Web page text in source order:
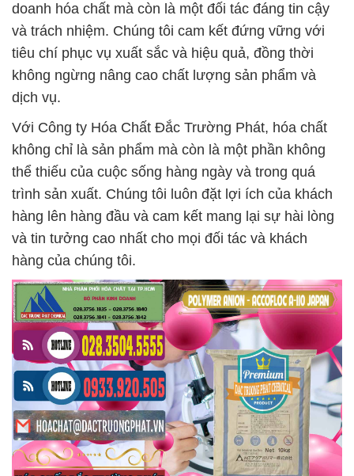
doanh hóa chất mà còn là một đối tác đáng tin cậy
và trách nhiệm. Chúng tôi cam kết đứng vững với
tiêu chí phục vụ xuất sắc và hiệu quả, đồng thời
không ngừng nâng cao chất lượng sản phẩm và
dịch vụ.
Với Công ty Hóa Chất Đắc Trường Phát, hóa chất
không chỉ là sản phẩm mà còn là một phần không
thể thiếu của cuộc sống hàng ngày và trong quá
trình sản xuất. Chúng tôi luôn đặt lợi ích của khách
hàng lên hàng đầu và cam kết mang lại sự hài lòng
và tin tưởng cao nhất cho mọi đối tác và khách
hàng của chúng tôi.